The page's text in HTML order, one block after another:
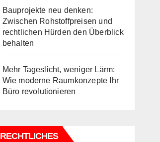
Bauprojekte neu denken:
Zwischen Rohstoffpreisen und
rechtlichen Hürden den Überblick
behalten
Mehr Tageslicht, weniger Lärm:
Wie moderne Raumkonzepte Ihr
Büro revolutionieren
RECHTLICHES